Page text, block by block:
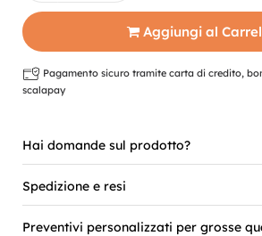
Aggiungi al
Pagamento sicuro tramite carta di credito,
scalapay
Hai domande sul prodotto?
Spedizione e resi
Preventivi personalizzati per grosse